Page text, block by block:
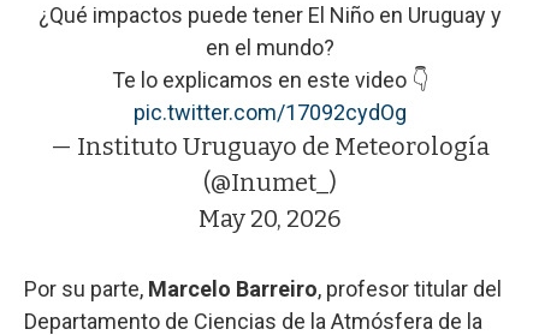
¿Qué impactos puede tener El Niño en Uruguay y
en el mundo?
Te lo explicamos en este video 👇
pic.twitter.com/17092cydOg
— Instituto Uruguayo de Meteorología
(@Inumet_)
May 20, 2026
Por su parte, Marcelo Barreiro, profesor titular del
Departamento de Ciencias de la Atmósfera de la